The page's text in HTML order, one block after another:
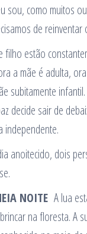
sou, como muitos
de reinventar
filho estão
a mãe é adulta,
subitamente
decide sair de
independente.
anoitecido, dois
NOITE A lua
na floresta. A